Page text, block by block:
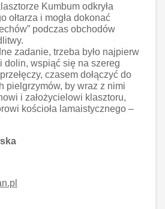
Kumbum odkryła
ołtarza i mogła dokonać
podczas obchodów
zadanie, trzeba było najpierw
dolin, wspiąć się na szereg
czasem dołączyć do
pielgrzymów, by wraz z nimi
i założycielowi klasztoru,
kościoła lamaistycznego –